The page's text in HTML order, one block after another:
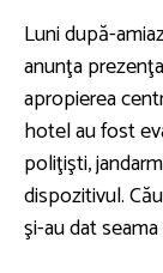
Luni după-
anunţa
apropierea
hotel au fost
poliţişti,
dispozitivul.
şi-au dat